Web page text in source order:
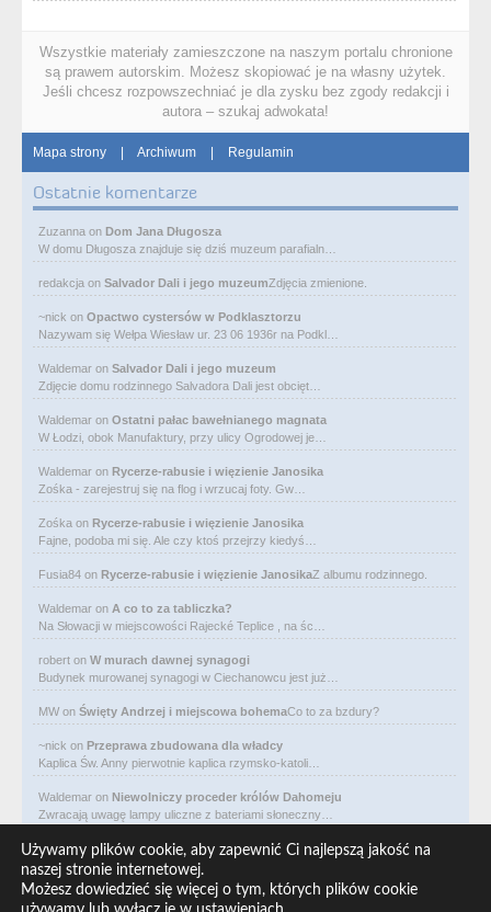
Wszystkie materiały zamieszczone na naszym portalu chronione
są prawem autorskim. Możesz skopiować je na własny użytek.
Jeśli chcesz rozpowszechniać je dla zysku bez zgody redakcji i
autora – szukaj adwokata!
Mapa strony | Archiwum | Regulamin
Ostatnie komentarze
Zuzanna on Dom Jana Długosza
W domu Długosza znajduje się dziś muzeum parafialn…
redakcja on Salvador Dali i jego muzeumZdjęcia zmienione.
~nick on Opactwo cystersów w Podklasztorzu
Nazywam się Wełpa Wiesław ur. 23 06 1936r na Podkl…
Waldemar on Salvador Dali i jego muzeum
Zdjęcie domu rodzinnego Salvadora Dali jest obcięt…
Waldemar on Ostatni pałac bawełnianego magnata
W Łodzi, obok Manufaktury, przy ulicy Ogrodowej je…
Waldemar on Rycerze-rabusie i więzienie Janosika
Zośka - zarejestruj się na flog i wrzucaj foty. Gw…
Zośka on Rycerze-rabusie i więzienie Janosika
Fajne, podoba mi się. Ale czy ktoś przejrzy kiedyś…
Fusia84 on Rycerze-rabusie i więzienie JanosikaZ albumu rodzinnego.
Waldemar on A co to za tabliczka?
Na Słowacji w miejscowości Rajecké Teplice , na śc…
robert on W murach dawnej synagogi
Budynek murowanej synagogi w Ciechanowcu jest już…
MW on Święty Andrzej i miejscowa bohemaCo to za bzdury?
~nick on Przeprawa zbudowana dla władcy
Kaplica Św. Anny pierwotnie kaplica rzymsko-katoli…
Waldemar on Niewolniczy proceder królów Dahomeju
Zwracają uwagę lampy uliczne z bateriami słoneczny…
Waldemar on Adam Asnyk. Poeta z mojego miasta
CIEKAWOSTKA że pod banderą Malty pływa statek m/v…
Waldemar on
Historia na Wawelskim Wzgórzu
Używamy plików cookie, aby zapewnić Ci najlepszą jakość na
naszej stronie internetowej.
Możesz dowiedzieć się więcej o tym, których plików cookie